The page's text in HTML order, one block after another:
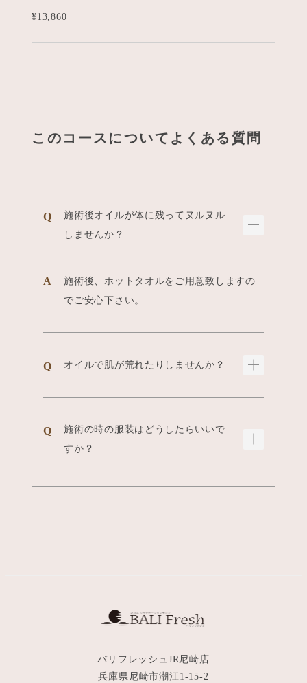
¥13,860
このコースについてよくある質問
施術後オイルが体に残ってヌルヌル
しませんか？
施術後、ホットタオルをご用意致しますの
でご安心下さい。
オイルで肌が荒れたりしませんか？
施術の時の服装はどうしたらいいで
すか？
バリフレッシュJR尼崎店
兵庫県尼崎市潮江1-15-2